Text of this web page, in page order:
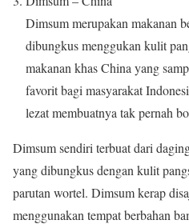
Dimsum merupakan makanan
dibungkus menggukan kulit
makanan khas China yang
favorit bagi masyarakat
lezat membuatnya tak pernah
Dimsum sendiri terbuat dari
yang dibungkus dengan kulit
parutan wortel. Dimsum kerap
menggunakan tempat berbahan